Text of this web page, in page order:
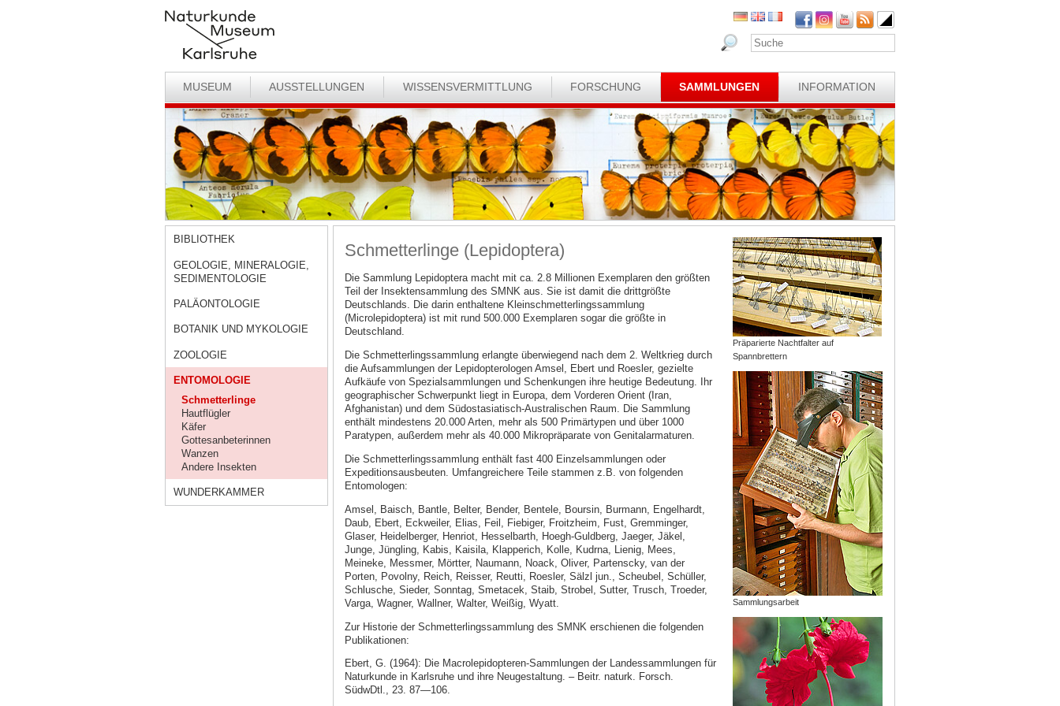
MUSEUM AUSSTELLUNGEN WISSENSVERMITTLUNG FORSCHUNG SAMMLUNGEN INFORMATION
BIBLIOTHEK
GEOLOGIE, MINERALOGIE,
SEDIMENTOLOGIE
PALÄONTOLOGIE
BOTANIK UND MYKOLOGIE
ZOOLOGIE
ENTOMOLOGIE
Schmetterlinge
Hautflügler
Käfer
Gottesanbeterinnen
Wanzen
Andere Insekten
WUNDERKAMMER
Schmetterlinge (Lepidoptera)
Die Sammlung Lepidoptera macht mit ca. 2.8 Millionen Exemplaren den größten
Teil der Insektensammlung des SMNK aus. Sie ist damit die drittgrößte
Deutschlands. Die darin enthaltene Kleinschmetterlingssammlung
(Microlepidoptera) ist mit rund 500.000 Exemplaren sogar die größte in
Deutschland.
Die Schmetterlingssammlung erlangte überwiegend nach dem 2. Weltkrieg durch
die Aufsammlungen der Lepidopterologen Amsel, Ebert und Roesler, gezielte
Aufkäufe von Spezialsammlungen und Schenkungen ihre heutige Bedeutung. Ihr
geographischer Schwerpunkt liegt in Europa, dem Vorderen Orient (Iran,
Afghanistan) und dem Südostasiatisch-Australischen Raum. Die Sammlung
enthält mindestens 20.000 Arten, mehr als 500 Primärtypen und über 1000
Paratypen, außerdem mehr als 40.000 Mikropräparate von Genitalarmaturen.
Die Schmetterlingssammlung enthält fast 400 Einzelsammlungen oder
Expeditionsausbeuten. Umfangreichere Teile stammen z.B. von folgenden
Entomologen:
Amsel, Baisch, Bantle, Belter, Bender, Bentele, Boursin, Burmann, Engelhardt,
Daub, Ebert, Eckweiler, Elias, Feil, Fiebiger, Froitzheim, Fust, Gremminger,
Glaser, Heidelberger, Henriot, Hesselbarth, Hoegh-Guldberg, Jaeger, Jäkel,
Junge, Jüngling, Kabis, Kaisila, Klapperich, Kolle, Kudrna, Lienig, Mees,
Meineke, Messmer, Mörtter, Naumann, Noack, Oliver, Partenscky, van der
Porten, Povolny, Reich, Reisser, Reutti, Roesler, Sälzl jun., Scheubel, Schüller,
Schlusche, Sieder, Sonntag, Smetacek, Staib, Strobel, Sutter, Trusch, Troeder,
Varga, Wagner, Wallner, Walter, Weißig, Wyatt.
Zur Historie der Schmetterlingssammlung des SMNK erschienen die folgenden
Publikationen:
Ebert, G. (1964): Die Macrolepidopteren-Sammlungen der Landessammlungen für
Naturkunde in Karlsruhe und ihre Neugestaltung. – Beitr. naturk. Forsch.
SüdwDtl., 23. 87—106.
Präparierte Nachtfalter auf
Spannbrettern
Sammlungsarbeit